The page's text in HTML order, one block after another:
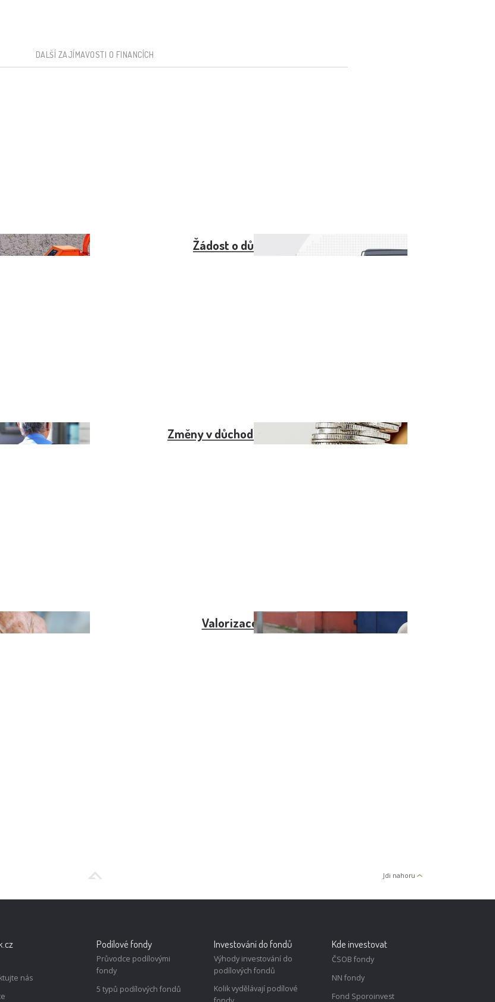
DALŠÍ ZAJÍMAVOSTI O FINANCÍCH
Žádost o důchod online
Změny v důchodech od září 2023
předem Valorizace důchodů
Jdi nahoru
Podílové fondy Investování do fondů Kde investovat
nás
Průvodce podílovými
fondy
5 typů podílových fondů
Výhody investování do
podílových fondů
Kolik vydělávají podílové
ČSOB fondy
NN fondy
Fond Sporoinvest